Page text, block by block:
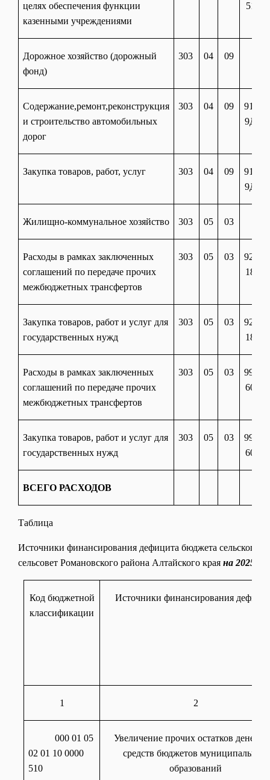
целях обеспечения функции
казенными учреждениями
51180
Дорожное хозяйство (дорожный
фонд)
303 04 09
Содержание,ремонт,реконструкция
и строительство автомобильных
дорог
303 04 09
91 200
9Д040
Закупка товаров, работ, услуг 303 04 09
91 200
9Д040
Жилищно-коммунальное хозяйство 303 05 03
Расходы в рамках заключенных
соглашений по передаче прочих
межбюджетных трансфертов
303 05 03
92 900
18080
Закупка товаров, работ и услуг для
государственных нужд
303 05 03
92 900
18080
Расходы в рамках заключенных
соглашений по передаче прочих
межбюджетных трансфертов
303 05 03
99 900
60410
Закупка товаров, работ и услуг для
государственных нужд
303 05 03
99 900
60410
ВСЕГО РАСХОДОВ
Таблица
Источники финансирования дефицита бюджета сельского
сельсовет Романовского района Алтайского края на 2025-
Код бюджетной
классификации
Источники финансирования
1 2
000 01 05
02 01 10 0000
510
Увеличение прочих остатков
средств бюджетов муниципальных
образований